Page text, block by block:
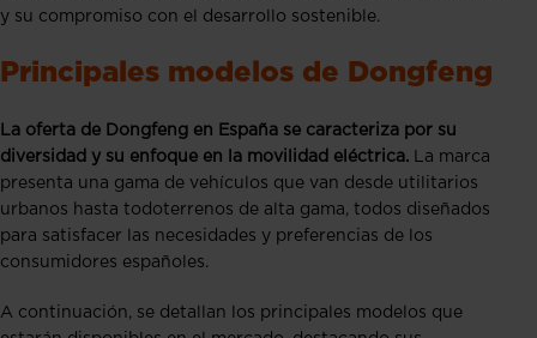
y su compromiso con el desarrollo sostenible.
Principales modelos de Dongfeng
La oferta de Dongfeng en España se caracteriza por su
diversidad y su enfoque en la movilidad eléctrica. La marca
presenta una gama de vehículos que van desde utilitarios
urbanos hasta todoterrenos de alta gama, todos diseñados
para satisfacer las necesidades y preferencias de los
consumidores españoles.
A continuación, se detallan los principales modelos que